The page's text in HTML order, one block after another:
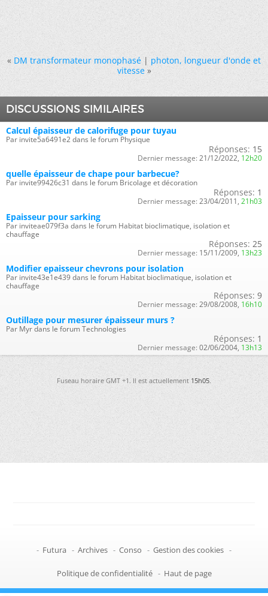
« DM transformateur monophasé|photon, longueur d'onde et
vitesse »
DISCUSSIONS SIMILAIRES
Calcul épaisseur de calorifuge pour tuyau
Par invite5a6491e2 dans le forum Physique
Réponses: 15
Dernier message: 21/12/2022, 12h20
quelle épaisseur de chape pour barbecue?
Par invite99426c31 dans le forum Bricolage et décoration
Réponses: 1
Dernier message: 23/04/2011, 21h03
Epaisseur pour sarking
Par inviteae079f3a dans le forum Habitat bioclimatique, isolation et
chauffage
Réponses: 25
Dernier message: 15/11/2009, 13h23
Modifier epaisseur chevrons pour isolation
Par invite43e1e439 dans le forum Habitat bioclimatique, isolation et
chauffage
Réponses: 9
Dernier message: 29/08/2008, 16h10
Outillage pour mesurer épaisseur murs ?
Par Myr dans le forum Technologies
Réponses: 1
Dernier message: 02/06/2004, 13h13
Fuseau horaire GMT +1. Il est actuellement15h05.
- Futura - Archives - Conso - Gestion des cookies -
Politique de confidentialité - Haut de page